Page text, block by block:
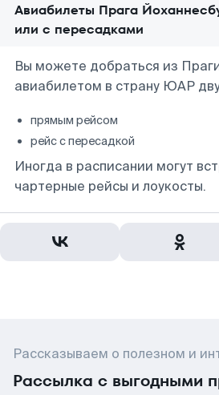
Авиабилеты Прага
или с пересадками
Вы можете добраться из
авиабилетом в страну ЮАР
прямым рейсом
рейс с пересадкой
Иногда в расписании могут
чартерные рейсы и лоукосты.
Рассказываем о полезном и
Рассылка с выгодными